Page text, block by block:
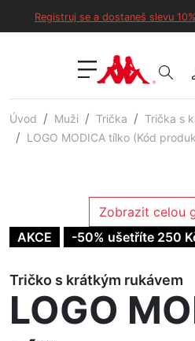
Registruj se a dostaneš slevu 10%
Úvod Muži Trička
Trička s
LOGO MODICA tílko (Kód
Zobrazit celou
AKCE
-50% ušetříte 250
Tričko s krátkým rukávem
LOGO